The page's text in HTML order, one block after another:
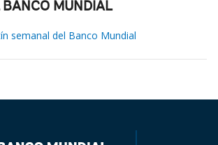
BANCO MUNDIAL
semanal del Banco Mundial